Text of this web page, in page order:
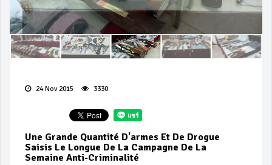
24 Nov 2015 3330
Une Grande Quantité D'armes Et De Drogue
Saisis Le Longue De La Campagne De La
Semaine Anti-Criminalité